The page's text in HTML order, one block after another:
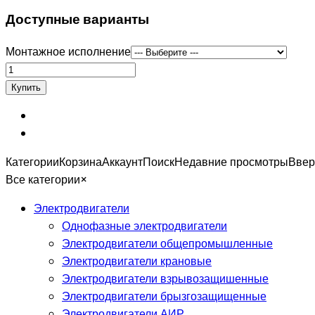
Доступные варианты
Монтажное исполнение
КатегорииКорзинаАккаунтПоискНедавние просмотры
Все категории×
Электродвигатели
Однофазные электродвигатели
Электродвигатели общепромышленные
Электродвигатели крановые
Электродвигатели взрывозащишенные
Электродвигатели брызгозащищенные